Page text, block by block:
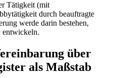
Tätigkeit (mit
durch beauftragte
werde darin bestehen,
entwickeln.
über
als Maßstab